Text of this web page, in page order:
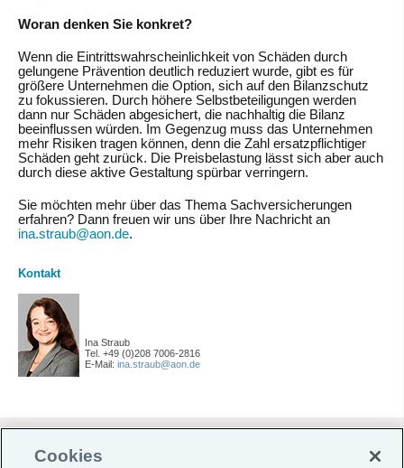
Woran denken Sie konkret?
Wenn die Eintrittswahrscheinlichkeit von Schäden durch
gelungene Prävention deutlich reduziert wurde, gibt es für
größere Unternehmen die Option, sich auf den Bilanzschutz
zu fokussieren. Durch höhere Selbstbeteiligungen werden
dann nur Schäden abgesichert, die nachhaltig die Bilanz
beeinflussen würden. Im Gegenzug muss das Unternehmen
mehr Risiken tragen können, denn die Zahl ersatzpflichtiger
Schäden geht zurück. Die Preisbelastung lässt sich aber auch
durch diese aktive Gestaltung spürbar verringern.
Sie möchten mehr über das Thema Sachversicherungen
erfahren? Dann freuen wir uns über Ihre Nachricht an
ina.straub@aon.de.
Kontakt
Ina Straub
Tel. +49 (0)208 7006-2816
E-Mail: ina.straub@aon.de
Do Not Sell or Share My Personal Information |
Cookies